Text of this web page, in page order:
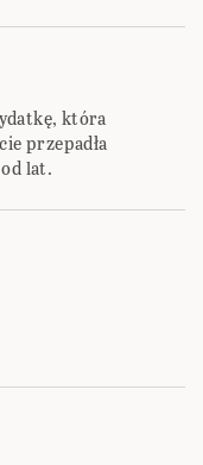
która
przepadła
lat.